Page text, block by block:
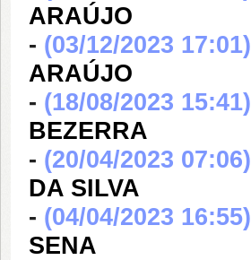
ARAÚJO
- (03/12/2023 17:01)
ARAÚJO
- (18/08/2023 15:41)
BEZERRA
- (20/04/2023 07:06)
DA SILVA
- (04/04/2023 16:55)
SENA